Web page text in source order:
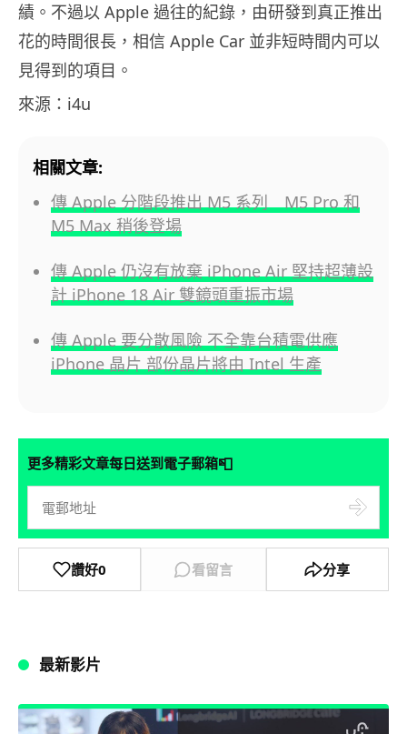
績。不過以 Apple 過往的紀錄，由研發到真正推出
花的時間很長，相信 Apple Car 並非短時間内可以
見得到的項目。
來源：i4u
相關文章:
傳 Apple 分階段推出 M5 系列 M5 Pro 和
M5 Max 稍後登場
傳 Apple 仍沒有放棄 iPhone Air 堅持超薄設
計 iPhone 18 Air 雙鏡頭重振市場
傳 Apple 要分散風險 不全靠台積電供應
iPhone 晶片 部份晶片將由 Intel 生產
更多精彩文章每日送到電子郵箱📮
讚好0 看留言 分享
最新影片